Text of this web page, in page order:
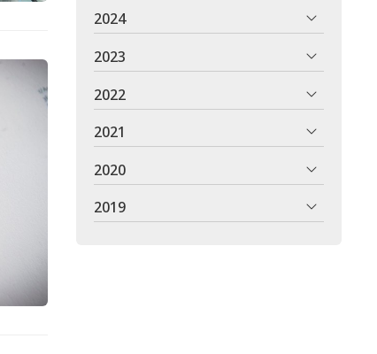
2024
2023
2022
2021
2020
2019